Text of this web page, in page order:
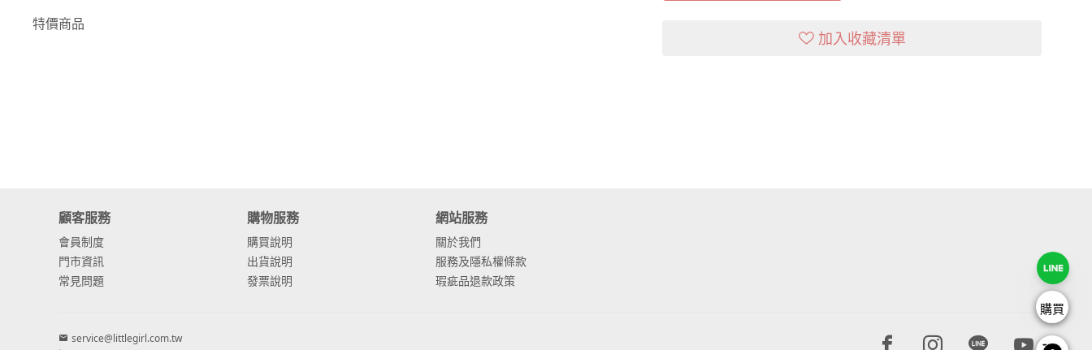
康乃馨
- 重瓣繡球花
- 其他繡球花
配花
- 黑種草⧸東方黑種
特價商品
加入收藏清單
顧客服務
會員制度
門市資訊
常見問題
購物服務
購買說明
出貨說明
發票說明
網站服務
關於我們
服務及隱私權條款
瑕疵品退款政策
service@littlegirl.com.tw
Facebook page
Instagram page
Line pageYoutube
購買